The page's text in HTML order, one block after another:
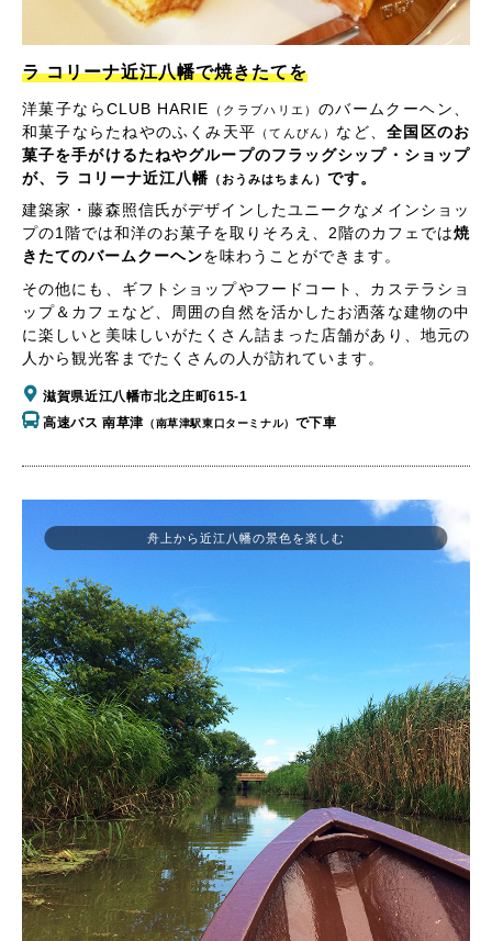
ラ コリーナ近江八幡で焼きたてを
洋菓子ならCLUB HARIE （クラブハリエ） のバームクーヘン、
和菓子ならたねやのふくみ天平 （てんびん） など、全国区のお
菓子を手がけるたねやグループのフラッグシップ・ショップ
が、ラ コリーナ近江八幡 （おうみはちまん） です。
建築家・藤森照信氏がデザインしたユニークなメインショッ
プの1階では和洋のお菓子を取りそろえ、2階のカフェでは焼
きたてのバームクーヘンを味わうことができます。
その他にも、ギフトショップやフードコート、カステラショ
ップ＆カフェなど、周囲の自然を活かしたお洒落な建物の中
に楽しいと美味しいがたくさん詰まった店舗があり、地元の
人から観光客までたくさんの人が訪れています。
滋賀県近江八幡市北之庄町615-1
高速バス 南草津 （南草津駅東口ターミナル） で下車
舟上から近江八幡の景色を楽しむ